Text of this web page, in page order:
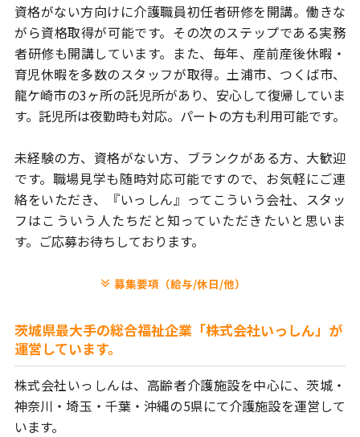
資格がない方向けに介護職員初任者研修を開講。働きな
がら資格取得が可能です。その次のステップである実務
者研修も開講しています。 また、毎年、産前産後休暇・
育児休暇を多数のスタッフが取得。土浦市、 つくば市、
龍ケ崎市の3ヶ所の託児所があり、安心して復帰していま
す。 託児所は夜勤時も対応。パートの方も利用可能です。
未経験の方、資格がない方、ブランクがある方、大歓迎
です。 職場見学も随時対応可能ですので、お気軽にご連
絡をいただき、
『いっしん』ってこういう会社、スタッ
フはこういう人たちだと知っていただきたいと思いま
す。ご応募お待ちしております。
募集要項（給与/休日/他）
茨城県最大手の総合福祉企業「株式会社いっしん」が
運営しています。
株式会社いっしんは、高齢者介護施設を中心に、茨城・
神奈川・埼玉・ 千葉・沖縄の5県にて介護施設を運営して
います。